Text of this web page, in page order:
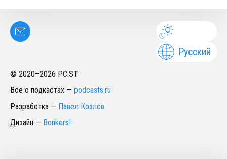
Русский
© 2020–2026 PC.ST
Все о подкастах — podcasts.ru
Разработка — Павел Козлов
Дизайн — Bonkers!